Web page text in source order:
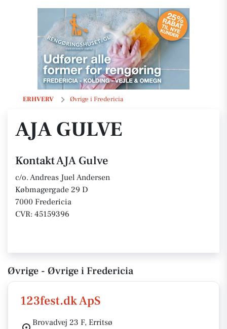
ERHVERV Øvrige i Fredericia
AJA Gulve
AJA GULVE
Kontakt AJA Gulve
c/o. Andreas Juel Andersen
Købmagergade 29 D
7000 Fredericia
CVR: 45159396
Øvrige - Øvrige i Fredericia
123fest.dk ApS
Brovadvej 23 F, Erritsø